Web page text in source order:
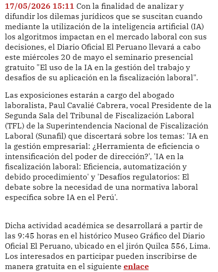
17/05/2026 15:11 Con la finalidad de analizar y
difundir los dilemas jurídicos que se suscitan cuando
mediante la utilización de la inteligencia artificial (IA)
los algoritmos impactan en el mercado laboral con sus
decisiones, el Diario Oficial El Peruano llevará a cabo
este miércoles 20 de mayo el seminario presencial
gratuito "El uso de la IA en la gestión del trabajo y
desafíos de su aplicación en la fiscalización laboral".
Las exposiciones estarán a cargo del abogado
laboralista, Paul Cavalié Cabrera, vocal Presidente de la
Segunda Sala del Tribunal de Fiscalización Laboral
(TFL) de la Superintendencia Nacional de Fiscalización
Laboral (Sunafil) que discertará sobre los temas: 'IA en
la gestión empresarial: ¿Herramienta de eficiencia o
intensificación del poder de dirección?', 'IA en la
fiscalización laboral: Eficiencia, automatización y
debido procedimiento' y 'Desafíos regulatorios: El
debate sobre la necesidad de una normativa laboral
específica sobre IA en el Perú'.
Dicha actividad académica se desarrollará a partir de
las 9:45 horas en el histórico Museo Gráfico del Diario
Oficial El Peruano, ubicado en el jirón Quilca 556, Lima.
Los interesados en participar pueden inscribirse de
manera gratuita en el siguiente enlace